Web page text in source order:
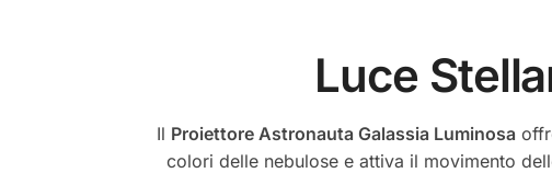
Luce
Il Proiettore Astronauta Galassia Luminosa
colori delle nebulose e attiva il movimento